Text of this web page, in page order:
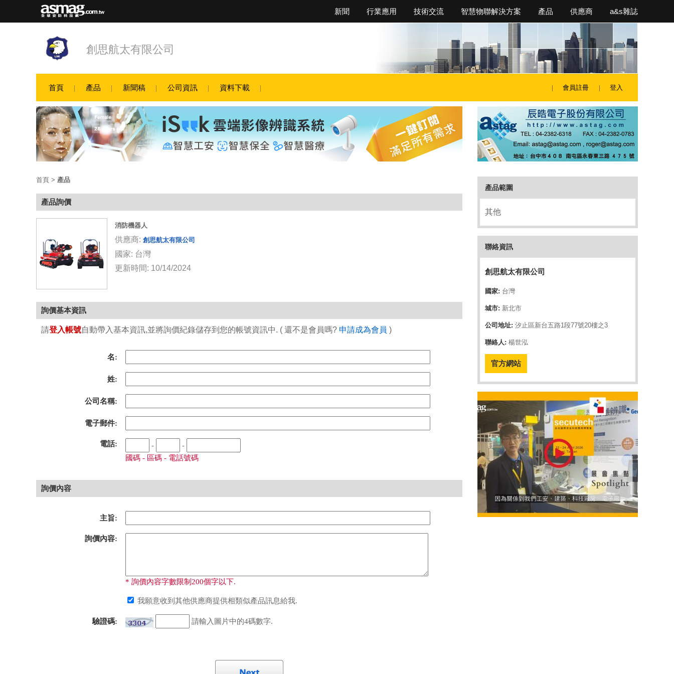
新聞 行業應用 技術交流 智慧物聯解決方案 產品 供應商 a&s雜誌
創思航太有限公司
首頁 產品 新聞稿 公司資訊 資料下載 會員註冊 登入
產品範圍
其他
聯絡資訊
創思航太有限公司
國家: 台灣
城市: 新北市
公司地址: 汐止區新台五路1段77號20樓之3
聯絡人: 楊世泓
官方網站
首頁 > 產品
產品詢價
消防機器人
供應商: 創思航太有限公司
國家: 台灣
更新時間: 10/14/2024
詢價基本資訊
請登入帳號自動帶入基本資訊,並將詢價紀錄儲存到您的帳號資訊中. ( 還不是會員嗎? 申請成為會員 )
名:
姓:
公司名稱:
電子郵件:
電話: -
-
國碼 - 區碼 - 電話號碼
詢價內容
主旨:
詢價內容:
* 詢價內容字數限制200個字以下.
我願意收到其他供應商提供相類似產品訊息給我.
驗證碼: 請輸入圖片中的4碼數字.